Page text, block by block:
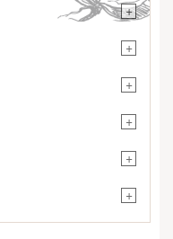
+
+
+
+
+
+